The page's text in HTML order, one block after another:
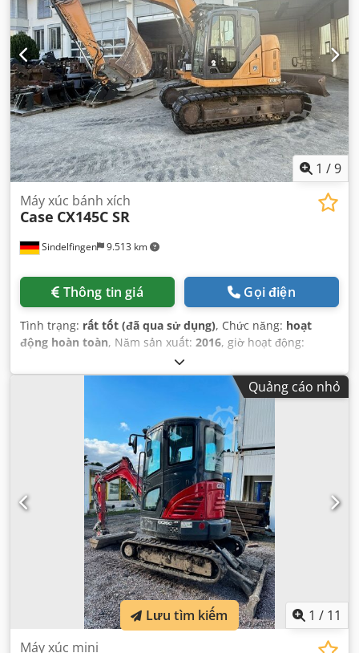
1 /9
Sindelfingen 9.513 km
Máy xúc bánh xích
Case CX145C SR
Thông tin giá Gọi điện
Tình trạng: rất tốt (đã qua sử dụng), Chức năng: hoạt
động hoàn toàn, Năm sản xuất: 2016, giờ hoạt động:
Quảng cáo nhỏ
1 / 11
Máy xúc mini
Lưu tìm kiếm